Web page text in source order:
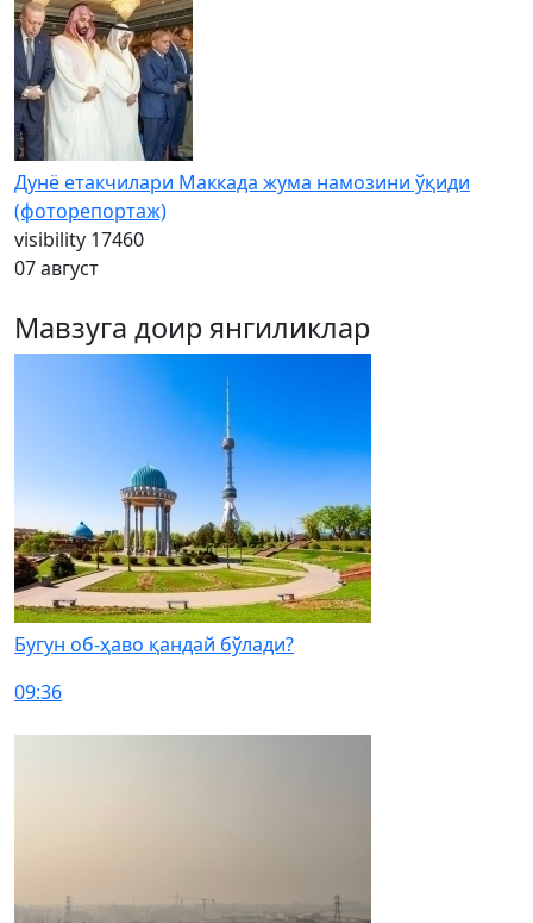
Дунё етакчилари Маккада жума намозини ўқиди
(фоторепортаж)
visibility 17460
07 август
Мавзуга доир янгиликлар
Бугун об-ҳаво қандай бўлади?
09:36